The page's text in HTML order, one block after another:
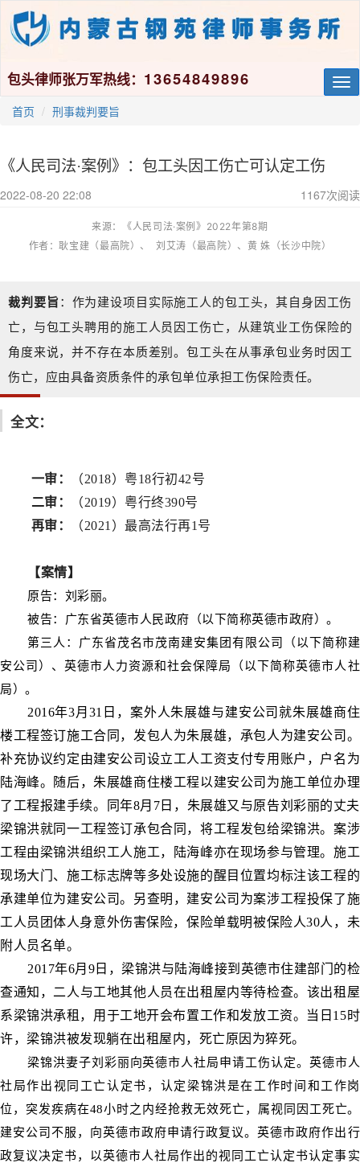
包头律师张万军热线： 13654849896
首页 刑事裁判要旨
《人民司法·案例》：包工头因工伤亡可认定工伤
2022-08-20 22:08 1167次阅读
来源：
《人民司法·案例》2022年第8期
作者：耿宝建（最高院）、
刘艾涛（最高院）、 黄 姝（长沙中院）
裁判要旨 ：
作为建设项目实际施工人的包工头，其自身因工伤
亡，与包工头聘用的施工人员因工伤亡，从建筑业工伤保险的
角度来说，并不存在本质差别。包工头在从事承包业务时因工
伤亡，应由具备资质条件的承包单位承担工伤保险责任。
全文：
一审：
（2018）粤18行初42号
二审：
（2019）粤行终390号
再审：
（2021）最高法行再1号
【案情】
原告：刘彩丽。
被告：广东省英德市人民政府（以下简称英德市政府）。
第三人：广东省茂名市茂南建安集团有限公司（以下简称建
安公司）、英德市人力资源和社会保障局（以下简称英德市人社
局）。
2016年3月31日，案外人朱展雄与建安公司就朱展雄商住
楼工程签订施工合同，发包人为朱展雄，承包人为建安公司。
补充协议约定由建安公司设立工人工资支付专用账户，户名为
陆海峰。随后，朱展雄商住楼工程以建安公司为施工单位办理
了工程报建手续。同年8月7日，朱展雄又与原告刘彩丽的丈夫
梁锦洪就同一工程签订承包合同，将工程发包给梁锦洪。案涉
工程由梁锦洪组织工人施工，陆海峰亦在现场参与管理。施工
现场大门、施工标志牌等多处设施的醒目位置均标注该工程的
承建单位为建安公司。另查明，建安公司为案涉工程投保了施
工人员团体人身意外伤害保险，保险单载明被保险人30人，未
附人员名单。
2017年6月9日，梁锦洪与陆海峰接到英德市住建部门的检
查通知，二人与工地其他人员在出租屋内等待检查。该出租屋
系梁锦洪承租，用于工地开会布置工作和发放工资。当日15时
许，梁锦洪被发现躺在出租屋内，死亡原因为猝死。
梁锦洪妻子刘彩丽向英德市人社局申请工伤认定。英德市人
社局作出视同工亡认定书，认定梁锦洪是在工作时间和工作岗
位，突发疾病在48小时之内经抢救无效死亡，属视同因工死亡。
建安公司不服，向英德市政府申请行政复议。英德市政府作出行
政复议决定书，以英德市人社局作出的视同工亡认定书认定事实